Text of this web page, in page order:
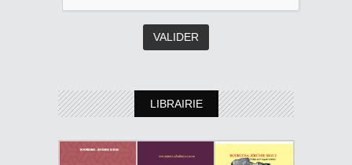
LIBRAIRIE